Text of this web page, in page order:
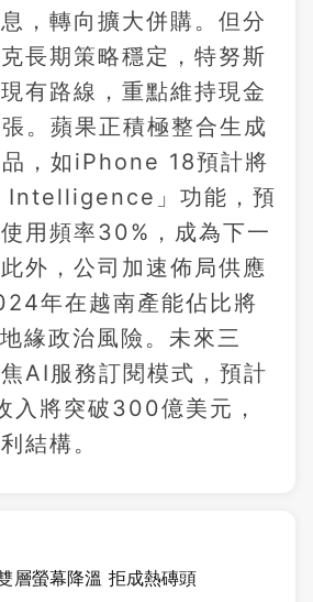
，轉向擴大併購。但分
長期策略穩定，特努斯
有路線，重點維持現金
。蘋果正積極整合生成
，如iPhone 18預計將
Intelligence」功能，預
用頻率30%，成為下一
外，公司加速佈局供應
年在越南產能佔比將
緣政治風險。未來三
AI服務訂閱模式，預計
入將突破300億美元，
結構。
層螢幕降溫 拒成熱磚頭